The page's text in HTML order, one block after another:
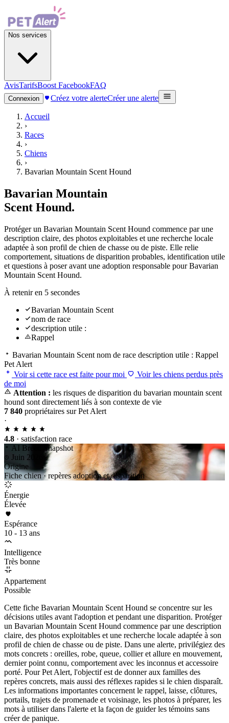
Nos services
AvisTarifsBoost FacebookFAQ
Connexion Créez votre alerteCréer une alerte
Accueil
›
Races
›
Chiens
›
Bavarian Mountain Scent Hound
Bavarian Mountain
Scent Hound.
Protéger un Bavarian Mountain Scent Hound commence par une
description claire, des photos exploitables et une recherche locale
adaptée à son profil de chien de chasse ou de piste. Elle relie
comportement, situations de disparition probables, identification utile
et questions à poser avant une adoption responsable pour Bavarian
Mountain Scent Hound.
À retenir en 5 secondes
Bavarian Mountain Scent
nom de race
description utile :
Rappel
Bavarian Mountain Scent nom de race description utile : Rappel
Pet Alert
Voir si cette race est faite pour moi
Voir les chiens perdus près
de moi
Attention : les risques de disparition du bavarian mountain scent
hound sont directement liés à son contexte de vie
7 840 propriétaires sur Pet Alert
·
4.8 · satisfaction race
AI Breed Snapshot
Juin 2026
Origine
Fiche chien · repères adoption et disparition
Énergie
Élevée
Espérance
10 - 13 ans
Intelligence
Très bonne
Appartement
Possible
Cette fiche Bavarian Mountain Scent Hound se concentre sur les
décisions utiles avant l'adoption et pendant une disparition. Protéger
un Bavarian Mountain Scent Hound commence par une description
claire, des photos exploitables et une recherche locale adaptée à son
profil de chien de chasse ou de piste. Dans une alerte, privilégiez des
mots concrets : oreilles, robe, queue, collier et allure en mouvement,
dernier point connu, comportement avec les inconnus et accessoire
porté. Pour Pet Alert, l'objectif est de donner aux familles des
repères concrets, mais aussi des réflexes rapides si le chien disparaît.
Les informations importantes concernent le rappel, laisse, clôtures,
portails, trajets de promenade et voisinage, les photos à préparer, les
mots à utiliser dans l'alerte et la façon de guider les témoins sans
créer de panique.